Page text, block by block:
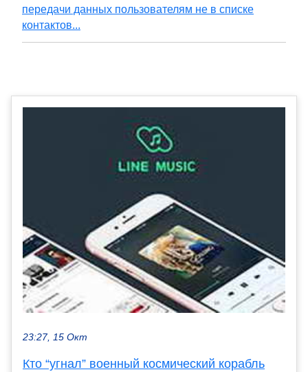
передачи данных пользователям не в списке
контактов...
23:27, 15 Окт
Кто “угнал” военный космический корабль